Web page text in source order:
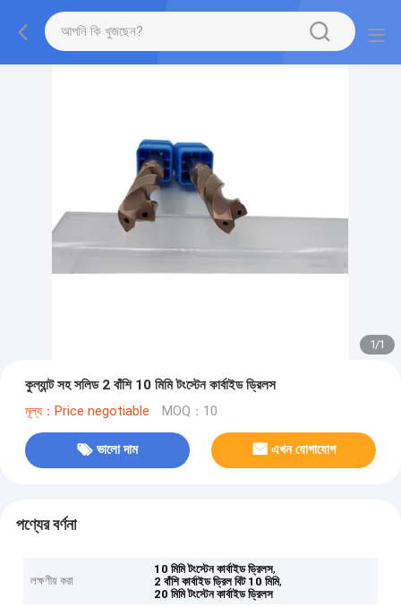
1/1
কুল্যান্ট সহ সলিড 2 বাঁশি 10 মিমি টংস্টেন কার্বাইড ড্রিলস
মূল্য：Price negotiable MOQ：10
ভালো দাম এখন যোগাযোগ
পণ্যের বর্ণনা
লক্ষণীয় করা
10 মিমি টংস্টেন কার্বাইড ড্রিলস,
2 বাঁশি কার্বাইড ড্রিল বিট 10 মিমি,
20 মিমি টংস্টেন কার্বাইড ড্রিলস